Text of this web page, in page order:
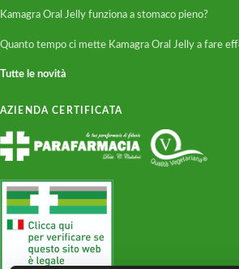
Kamagra Oral Jelly funziona a stomaco pieno?
Quanto tempo ci mette Kamagra Oral Jelly a fare
Tutte le novità
AZIENDA CERTIFICATA